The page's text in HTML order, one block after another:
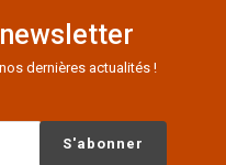
dernières actualités !